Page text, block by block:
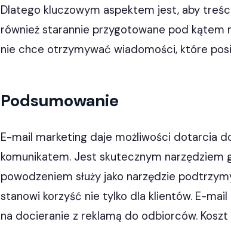
Dlatego kluczowym aspektem jest, aby
również starannie przygotowane pod
nie chce otrzymywać wiadomości, które
Podsumowanie
E-mail marketing daje możliwości dotarcia
komunikatem. Jest skutecznym narzędziem
powodzeniem służy jako narzędzie
stanowi korzyść nie tylko dla klientów. E-
na docieranie z reklamą do odbiorców.